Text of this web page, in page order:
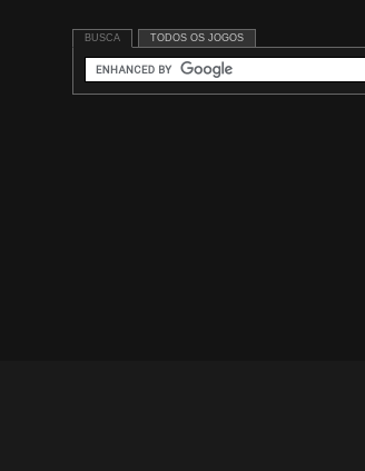
BUSCA TODOS OS JOGOS